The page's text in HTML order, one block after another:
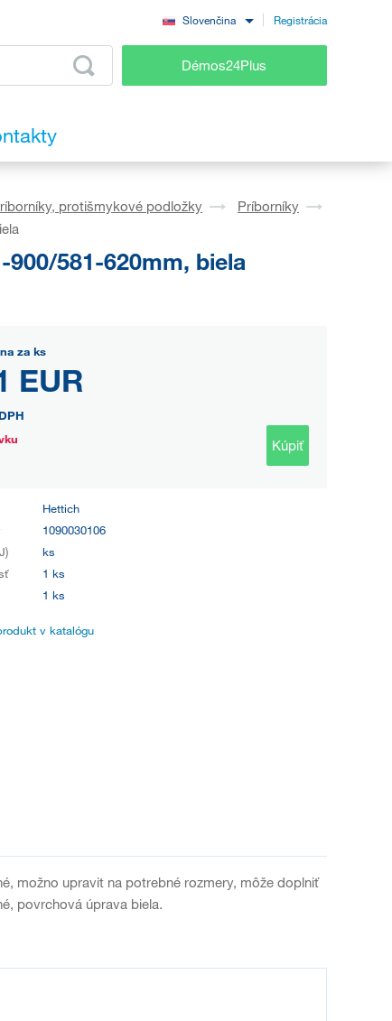
Slovenčina Registrácia
Démos24Plus
protišmykové podložky
Príborníky
900/581-620mm, biela
za ks
EUR
Kúpiť
Hettich
1090030106
ks
1 ks
1 ks
v katalógu
možno upravit na potrebné rozmery, môže doplniť
povrchová úprava biela.